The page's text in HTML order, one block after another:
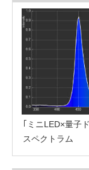
｢ミニLED×量子
スペクトラム